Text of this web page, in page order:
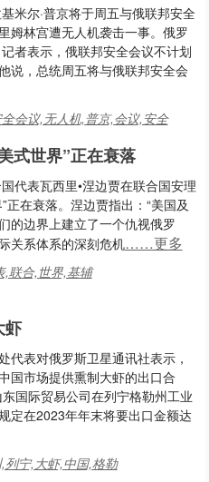
米尔·普京将于周五与俄联邦安全
姆林宫遭无人机袭击一事。俄罗
者表示，俄联邦安全会议不计划
说，总统周五将与俄联邦安全会
会议,无人机,普京,会议,安全
式世界”正在衰落
代表瓦西里•涅边贾在联合国安理
在衰落。涅边贾指出：“美国及
的边界上建立了一个仇视俄罗
关系体系的深刻危机……更多
,联合,世界,基辅
虾
代表对俄罗斯卫星通讯社表示，
国市场提供熏制大虾的出口合
国际贸易公司在列宁格勒州工业
定在2023年年末将要出口金额达
列宁,大虾,中国,格勒